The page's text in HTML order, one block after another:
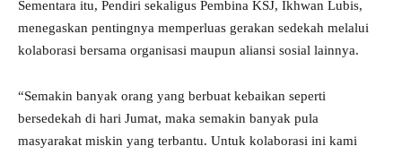
Sementara itu, Pendiri sekaligus Pembina KSJ, Ikhwan Lubis,
menegaskan pentingnya memperluas gerakan sedekah melalui
kolaborasi bersama organisasi maupun aliansi sosial lainnya.
“Semakin banyak orang yang berbuat kebaikan seperti
bersedekah di hari Jumat, maka semakin banyak pula
masyarakat miskin yang terbantu. Untuk kolaborasi ini kami